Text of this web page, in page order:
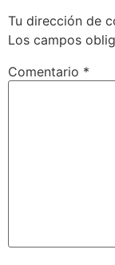
Tu dirección de
Los campos
Comentario *